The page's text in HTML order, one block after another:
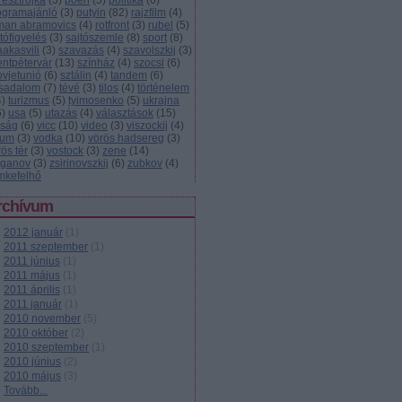
(3) putyin (82) rajzfilm (4)
abramovics (4) rotfront (3) rubel (5)
(3) sajtószemle (8) sport (8)
(3) szavazás (4) szavolszkij (3)
(13) színház (4) szocsi (6)
(6) sztálin (4) tandem (6)
(7) tévé (3) tilos (4) történelem
) turizmus (5) tyimosenko (5) ukrajna
) usa (5) utazás (4) választások (15)
(6) vicc (10) video (3) viszockij (4)
(3) vodka (10) vörös hadsereg (3)
tér (3) vostock (3) zene (14)
(3) zsirinovszkij (6) zubkov (4)
2012 január
2011 szeptember
2011 június
2011 május
2011 április
2011 január
2010 november
2010 október
2010 szeptember
2010 június
2010 május
Tovább...